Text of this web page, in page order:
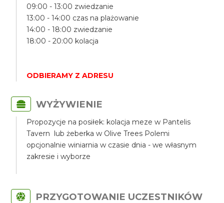
09:00 - 13:00 zwiedzanie
13:00 - 14:00 czas na plażowanie
14:00 - 18:00 zwiedzanie
18:00 - 20:00 kolacja
ODBIERAMY Z ADRESU
WYŻYWIENIE
Propozycje na posiłek: kolacja meze w Pantelis
Tavern lub żeberka w Olive Trees Polemi
opcjonalnie winiarnia w czasie dnia - we własnym
zakresie i wyborze
PRZYGOTOWANIE UCZESTNIKÓW